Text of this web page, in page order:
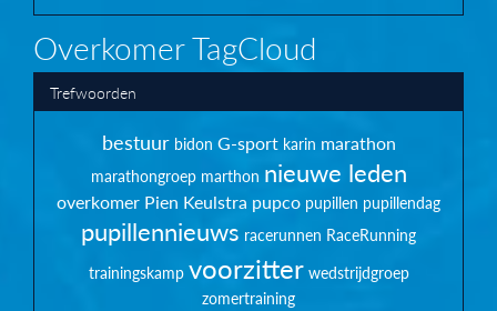
Overkomer TagCloud
Trefwoorden
bestuur bidon G-sport karin marathon
marathongroep marthon nieuwe leden
overkomer Pien Keulstra pupco pupillen pupillendag
pupillennieuws racerunnen RaceRunning
trainingskamp voorzitter wedstrijdgroep
zomertraining